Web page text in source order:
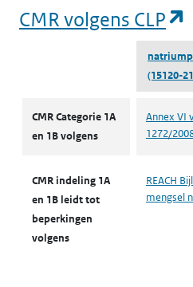
CMR volgens CLP
(15120-
CMR Categorie 1A
en 1B volgens
Annex VI
1272/
CMR indeling 1A
en 1B leidt tot
beperkingen
volgens
REACH
mengsel